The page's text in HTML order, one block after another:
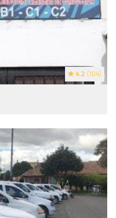
4.2 (104)